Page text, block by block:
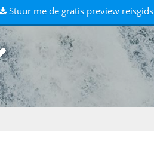
Stuur me de gratis preview reisgids